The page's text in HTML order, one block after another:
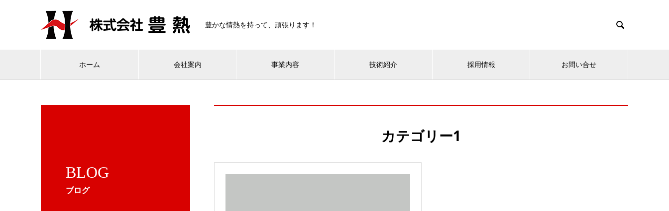
豊かな情熱を持って、頑張ります！ 
ホーム 会社案内 事業内容 技術紹介 採用情報 お問い合せ
BLOG
ブログ
カテゴリー1